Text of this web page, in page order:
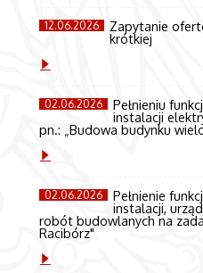
12.06.2026 Zapytanie
krótkiej
02.06.2026 Pełnieniu
instalacji
pn.: „Budowa budynku
02.06.2026 Pełnienie
instalacji,
robót budowlanych na
Racibórz"